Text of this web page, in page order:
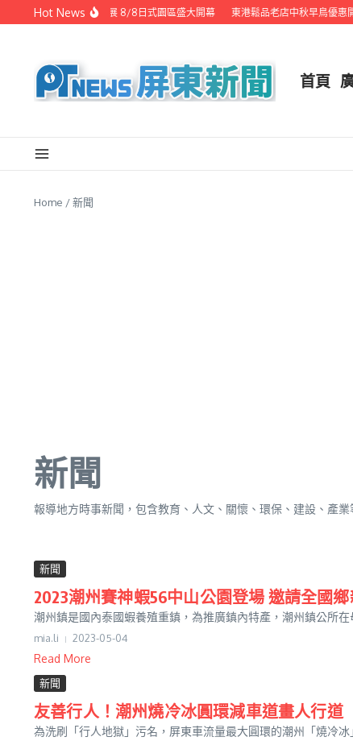
Skip to content
Hot News
潮州之美職人攝影展 8/8日式園區盛大開幕 東港鬆品老店中秋早鳥優惠開
首頁
Home /新聞
新聞
報導地方時事新聞，包含教育、人文、關懷、環保、建設、產
新聞
2023潮州賽神蝦56中山公園登場 邀請全國
潮州鎮是國內泰國蝦養殖重鎮，為推廣鎮內特產，潮州鎮公所
mia.li 2023-05-04
Read More
新聞
友善行人！潮州燒冷冰圓環減車道畫人行道
為洗刷「行人地獄」污名，屏東車流量最大圓環的潮州「燒冷